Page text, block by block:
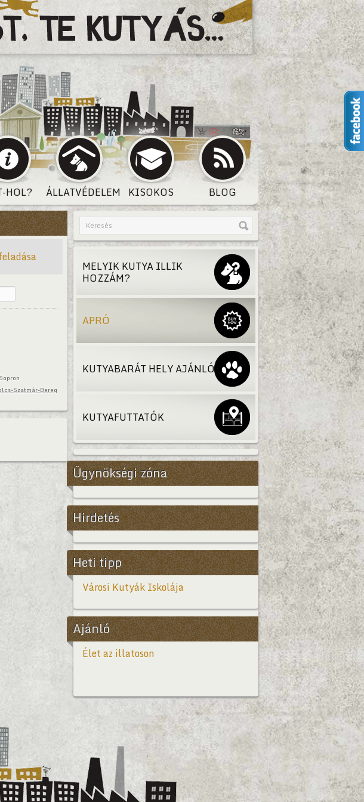
HOL? ÁLLATVÉDELEM KISOKOS BLOG
Szatmár-Bereg
MELYIK KUTYA ILLIK
HOZZÁM?
APRÓ
KUTYABARÁT HELY AJÁNLÓ
KUTYAFUTTATÓK
Ügynökségi zóna
Hirdetés
Heti tipp
Városi Kutyák Iskolája
Ajánló
Élet az illatoson